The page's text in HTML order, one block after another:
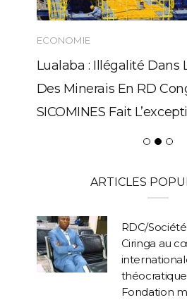
ECONOMIE
Lualaba : Illégalité Dans
Des Minerais En RD
SICOMINES Fait
ARTICLES
RDC/
Ciringa au
Fondation